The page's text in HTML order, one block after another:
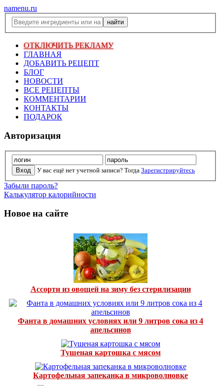
namenu.ru
ОТКЛЮЧИТЬ РЕКЛАМУ
ГЛАВНАЯ
ДОБАВИТЬ РЕЦЕПТ
БЛОГ
НОВОСТИ
ВСЕ РЕЦЕПТЫ
КОММЕНТАРИИ
КОНТАКТЫ
ПОДАРОК
Авторизация
У вас ещё нет учетной записи? Тогда Зарегистрируйтесь
Забыли пароль?
Калькулятор калорийности
Новое на сайте
Ассорти из овощей на зиму без стерилизации
Фанта в домашних условиях или 9 литров сока из 4
апельсинов
Тушеная картошка с мясом
Картофельная запеканка в микроволновке